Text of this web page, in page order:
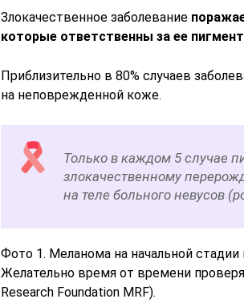
Злокачественное заболевание
которые ответственны за ее
Приблизительно в 80% случаев
на неповрежденной коже.
Только в каждом 5 случае
злокачественному
на теле больного невусов
Фото 1. Меланома на начальной
Желательно время от времени
Research Foundation MRF).